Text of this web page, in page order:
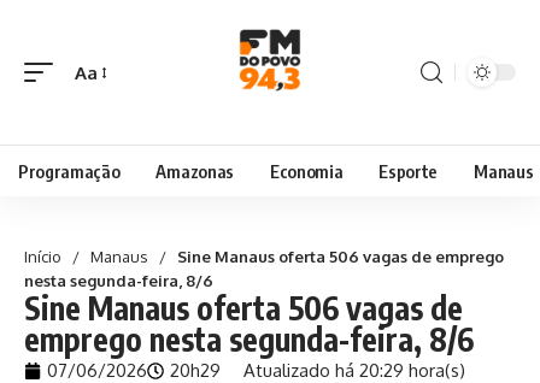
Aa
Programação Amazonas Economia Esporte Manaus
Início / Manaus /
Sine Manaus oferta 506 vagas de emprego
nesta segunda-feira, 8/6
Sine Manaus oferta 506 vagas de
emprego nesta segunda-feira, 8/6
07/06/2026 20h29 Atualizado há 20:29 hora(s)